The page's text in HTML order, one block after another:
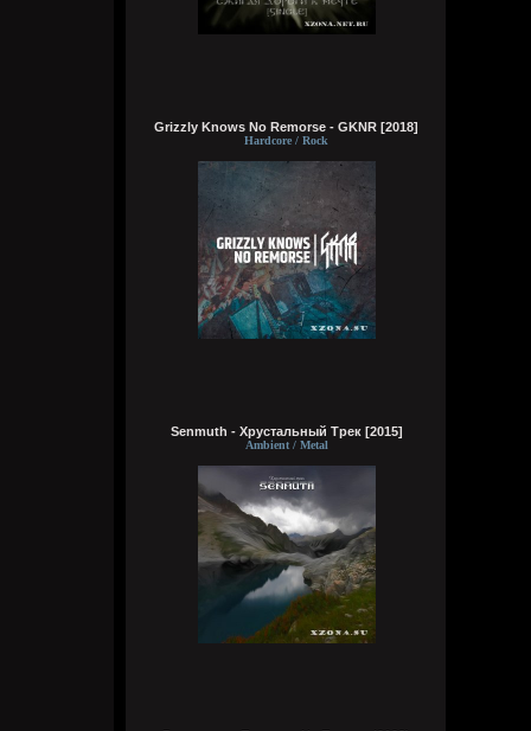
Wirtuozik
Вчера в 05:47:02
Wirtuozik
Вчера в 05:46:44
Кукуня
6 августа 2026
Виртуоз - Говно, залупа, пенис, хер,
давалка, хуй, блядина
Головка, шлюха, жопа, член, еблан,
петух… мудила
Рукоблуд, ссанина, очко, блядун, вагина
Сука, ебланище, влагалище, пердун,
Grizzly Knows No Remorse - GKNR [2018]
Hardcore / Rock
Senmuth - Хрустальный Трек [2015]
Ambient / Metal